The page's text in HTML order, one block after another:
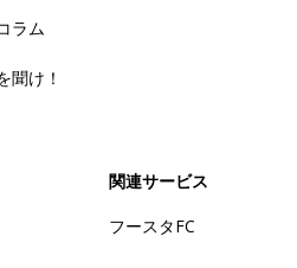
ラム
聞け！
関連サービス
フースタFC